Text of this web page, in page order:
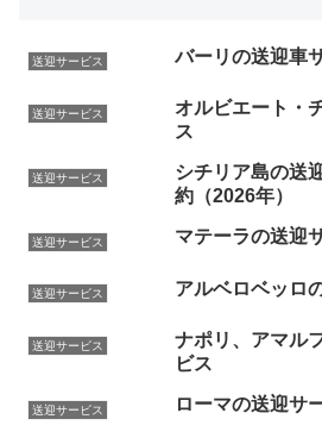
送迎サービス バーリの送迎車
送迎サービス
オルビエート・
ス
送迎サービス
シチリア島の送
約（2026年）
送迎サービス マテーラの送迎
送迎サービス アルベロベッロ
送迎サービス
ナポリ、アマル
ビス
送迎サービス ローマの送迎サ